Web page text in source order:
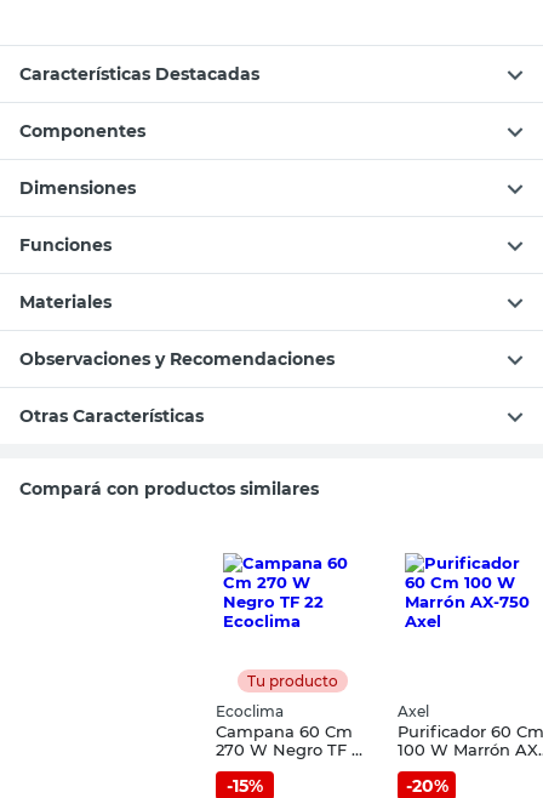
Características Destacadas
Componentes
Dimensiones
Funciones
Materiales
Observaciones y Recomendaciones
Otras Características
Compará con productos similares
Tu producto
Ecoclima
Campana 60 Cm
270 W Negro TF 22
Ecoclima
-15%
Axel
Purificador 60 Cm
100 W Marrón AX-
750 Axel
-20%